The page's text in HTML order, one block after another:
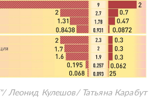
Леонид Кулешов/ Татьяна Карабут